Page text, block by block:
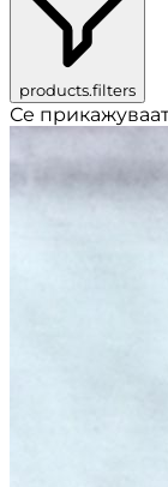
products.filters
Се